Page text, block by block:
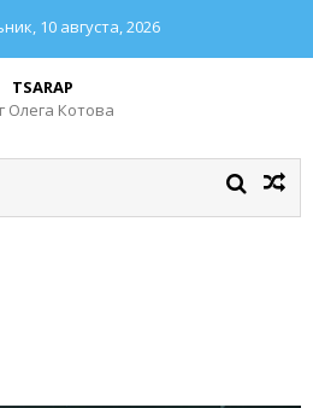
10 августа, 2026
TSARAP
Олега Котова